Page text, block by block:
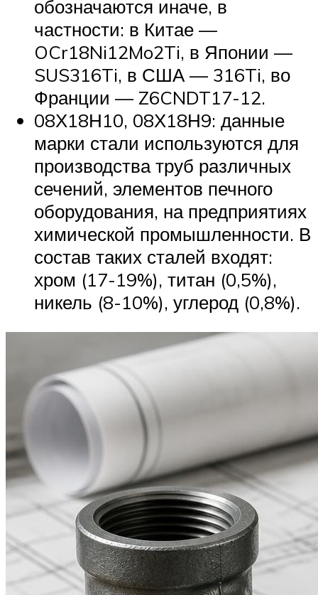
обозначаются иначе, в
частности: в Китае —
OCr18Ni12Mo2Ti, в Японии —
SUS316Ti, в США — 316Ti, во
Франции — Z6CNDT17-12.
08Х18Н10, 08Х18Н9: данные
марки стали используются для
производства труб различных
сечений, элементов печного
оборудования, на предприятиях
химической промышленности. В
состав таких сталей входят:
хром (17-19%), титан (0,5%),
никель (8-10%), углерод (0,8%).